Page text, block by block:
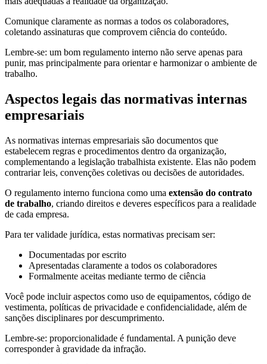
Comunique claramente as normas a todos os colaboradores,
coletando assinaturas que comprovem ciência do conteúdo.
Lembre-se: um bom regulamento interno não serve apenas para
punir, mas principalmente para orientar e harmonizar o ambiente de
trabalho.
Aspectos legais das normativas internas
empresariais
As normativas internas empresariais são documentos que
estabelecem regras e procedimentos dentro da organização,
complementando a legislação trabalhista existente. Elas não podem
contrariar leis, convenções coletivas ou decisões de autoridades.
O regulamento interno funciona como uma extensão do contrato
de trabalho, criando direitos e deveres específicos para a realidade
de cada empresa.
Para ter validade jurídica, estas normativas precisam ser:
Documentadas por escrito
Apresentadas claramente a todos os colaboradores
Formalmente aceitas mediante termo de ciência
Você pode incluir aspectos como uso de equipamentos, código de
vestimenta, políticas de privacidade e confidencialidade, além de
sanções disciplinares por descumprimento.
Lembre-se: proporcionalidade é fundamental. A punição deve
corresponder à gravidade da infração.